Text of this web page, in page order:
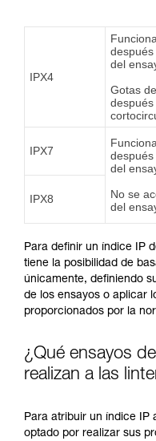
IPX4
del
Gotas
IPX7
del
No se
del
IPX8
Para definir un índice IP
tiene la posibilidad de
únicamente, definiendo
de los ensayos o aplicar
proporcionados por la
¿Qué ensayos
realizan a las
Para atribuir un índice IP
optado por realizar sus